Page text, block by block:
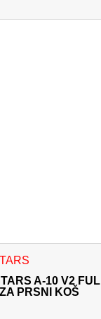
izdelka
A-10 V2
PRSNI KOŠ
ima več različic.